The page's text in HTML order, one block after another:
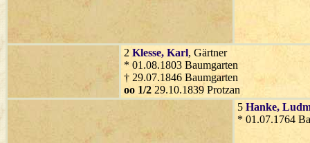
2 Klesse, Karl, Gärtner
* 01.08.1803 Baumgarten
† 29.07.1846 Baumgarten
oo 1/2 29.10.1839 Protzan
5 Hanke,
* 01.07.1764